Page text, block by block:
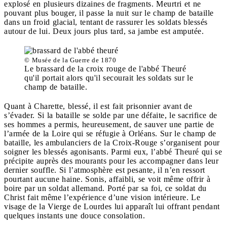
explosé en plusieurs dizaines de fragments. Meurtri et ne
pouvant plus bouger, il passe la nuit sur le champ de bataille
dans un froid glacial, tentant de rassurer les soldats blessés
autour de lui. Deux jours plus tard, sa jambe est amputée.
© Musée de la Guerre de 1870
Le brassard de la croix rouge de l'abbé Theuré
qu'il portait alors qu'il secourait les soldats sur le
champ de bataille.
Quant à Charette, blessé, il est fait prisonnier avant de
s’évader. Si la bataille se solde par une défaite, le sacrifice de
ses hommes a permis, heureusement, de sauver une partie de
l’armée de la Loire qui se réfugie à Orléans. Sur le champ de
bataille, les ambulanciers de la Croix-Rouge s’organisent pour
soigner les blessés agonisants. Parmi eux, l’abbé Theuré qui se
précipite auprès des mourants pour les accompagner dans leur
dernier souffle. Si l’atmosphère est pesante, il n’en ressort
pourtant aucune haine. Sonis, affaibli, se voit même offrir à
boire par un soldat allemand. Porté par sa foi, ce soldat du
Christ fait même l’expérience d’une vision intérieure. Le
visage de la Vierge de Lourdes lui apparaît lui offrant pendant
quelques instants une douce consolation.